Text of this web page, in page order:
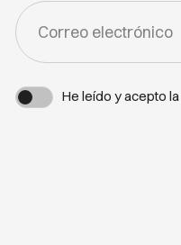
FORM
NEWSLETTER
He leído y acepto la